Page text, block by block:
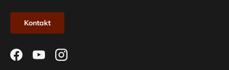
Kontakt
FacebookYouTubeInstagram